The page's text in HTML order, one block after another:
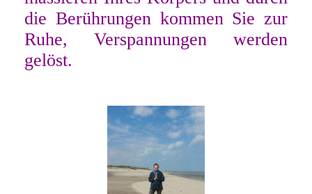
die Berührungen kommen Sie zur
Ruhe, Verspannungen werden
gelöst.